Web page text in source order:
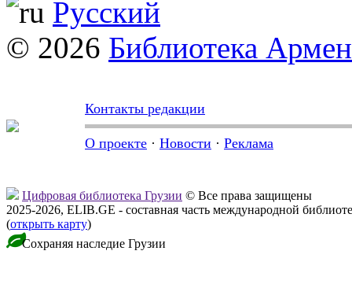
Русский
© 2026 Библиотека
Контакты редакции
О проекте · Новости · Реклама
Цифровая библиотека Грузии © Все права защищены
2025-2026, ELIB.GE - составная часть международной
(открыть карту)
Сохраняя наследие Грузии